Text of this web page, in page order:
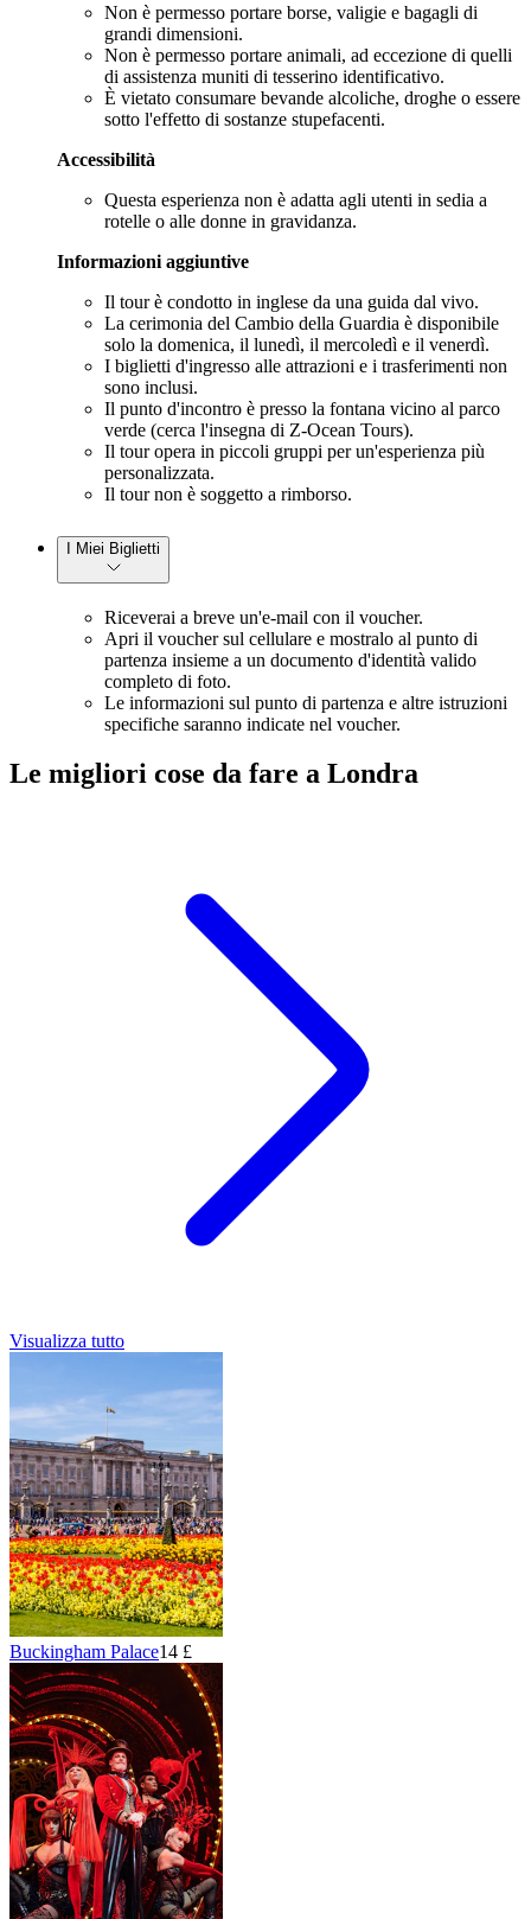
Non è permesso portare borse, valigie e bagagli di
grandi dimensioni.
Non è permesso portare animali, ad eccezione di quelli
di assistenza muniti di tesserino identificativo.
È vietato consumare bevande alcoliche, droghe o essere
sotto l'effetto di sostanze stupefacenti.
Accessibilità
Questa esperienza non è adatta agli utenti in sedia a
rotelle o alle donne in gravidanza.
Informazioni aggiuntive
Il tour è condotto in inglese da una guida dal vivo.
La cerimonia del Cambio della Guardia è disponibile
solo la domenica, il lunedì, il mercoledì e il venerdì.
I biglietti d'ingresso alle attrazioni e i trasferimenti non
sono inclusi.
Il punto d'incontro è presso la fontana vicino al parco
verde (cerca l'insegna di Z-Ocean Tours).
Il tour opera in piccoli gruppi per un'esperienza più
personalizzata.
Il tour non è soggetto a rimborso.
I Miei Biglietti
Riceverai a breve un'e-mail con il voucher.
Apri il voucher sul cellulare e mostralo al punto di
partenza insieme a un documento d'identità valido
completo di foto.
Le informazioni sul punto di partenza e altre istruzioni
specifiche saranno indicate nel voucher.
Le migliori cose da fare a Londra
Visualizza tutto
Buckingham Palace14 £